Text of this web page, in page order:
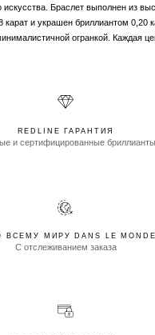
Браслет выполнен из
карат и украшен бриллиантом 0,20
огранкой. Каждая
REDLINE ГАРАНТИЯ
и сертифицированные бриллианты
МИРУ DANS LE MONDE
С отслеживанием заказа